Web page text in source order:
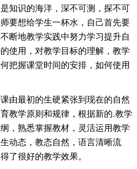
识的海洋，深不可测，探不可
要想给学生一杯水，自己首先要
断地教学实践中努力学习提升自
使用，对教学目标的理解，教学
把握课堂时间的安排，如何使用
最初的生硬紧张到现在的自然
教学原则和规律，根据新的.教学
，熟悉掌握教材，灵活运用教学
动态，教态自然，语言清晰流
了很好的教学效果。